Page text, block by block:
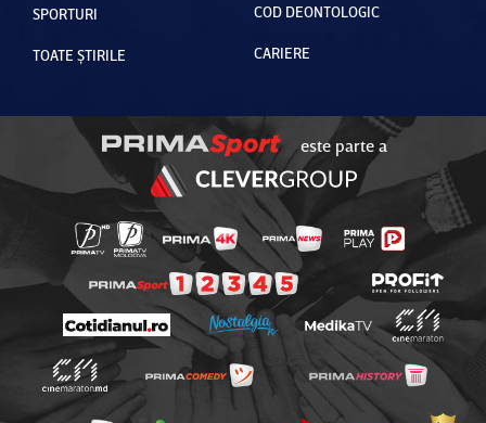
SPORTURI
TOATE ȘTIRILE
COD DEONTOLOGIC
CARIERE
este parte a